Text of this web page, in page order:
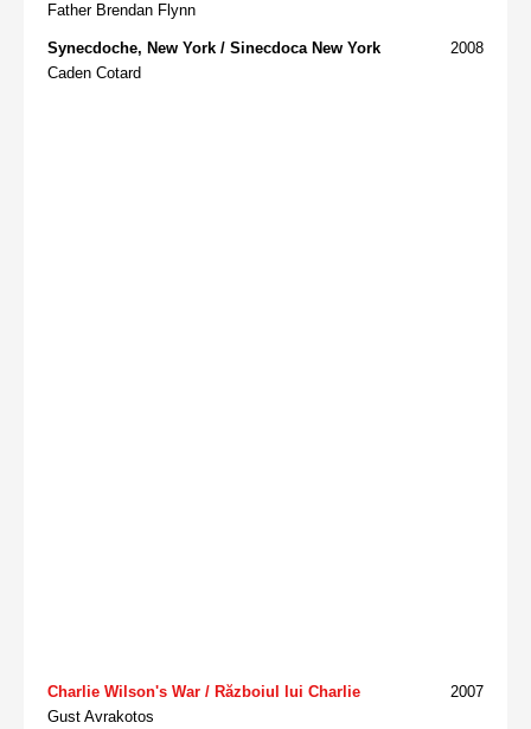
Father Brendan Flynn
2008
Synecdoche, New York / Sinecdoca New York
Caden Cotard
2007
Charlie Wilson's War / Războiul lui Charlie
Gust Avrakotos